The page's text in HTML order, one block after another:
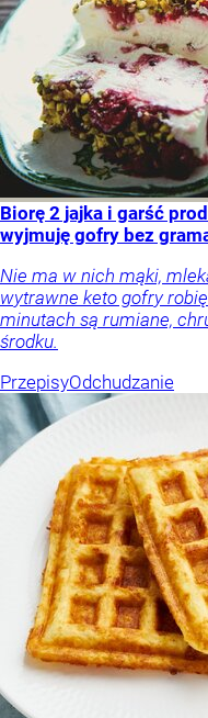
Biorę 2 jajka i garść
wyjmuję gofry bez
Nie ma w nich mąki,
wytrawne keto gofry
minutach są rumiane,
środku.
PrzepisyOdchudzanie